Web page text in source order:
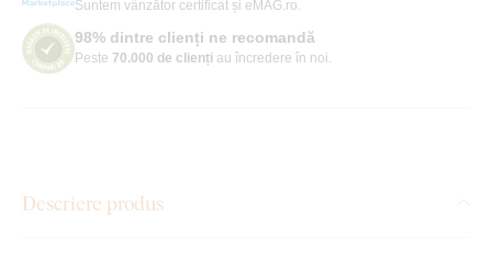
Suntem vânzător certificat și eMAG.ro.
98% dintre clienți ne recomandă
Peste 70.000 de clienți au încredere în noi.
Descriere produs